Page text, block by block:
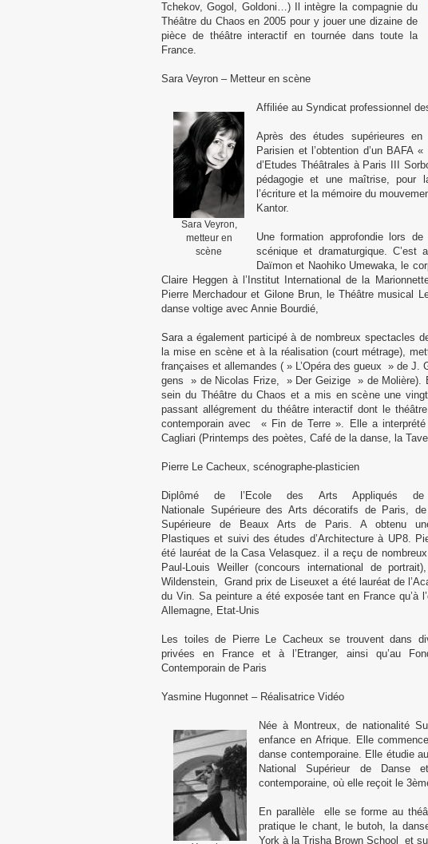
Tchekov, Gogol, Goldoni…) Il intègre la compagnie du
Théâtre du Chaos en 2005 pour y jouer une dizaine de
pièce de théâtre interactif en tournée dans toute la
France.
Sara Veyron – Metteur en scène
Sara Veyron,
metteur en
scène
Affiliée au Syndicat professionnel
Après des études supérieures
Parisien et l’obtention d’un BAFA
d’Etudes Théâtrales à Paris III
pédagogie et une maîtrise, pour
l’écriture et la mémoire du
Kantor.
Une formation approfondie lors
scénique et dramaturgique. C’est
Daïmon et Naohiko Umewaka, le
Claire Heggen à l’Institut International de la
Pierre Merchadour et Gilone Brun, le Théâtre musical
danse voltige avec Annie Bourdié,
Sara a également participé à de nombreux spectacles
la mise en scène et à la réalisation (court métrage),
françaises et allemandes ( » L’Opéra des gueux » de
gens » de Nicolas Frize, » Der Geizige » de Molière).
sein du Théâtre du Chaos et a mis en scène une
passant allégrement du théâtre interactif dont le
contemporain avec « Fin de Terre ». Elle a
Cagliari (Printemps des poètes, Café de la danse, la
Pierre Le Cacheux, scénographe-plasticien
Diplômé de l’Ecole des Arts Appliqués de
Nationale Supérieure des Arts décoratifs de Paris, de
Supérieure de Beaux Arts de Paris. A obtenu
Plastiques et suivi des études d’Architecture à UP8.
été lauréat de la Casa Velasquez. il a reçu de
Paul-Louis Weiller (concours international de
Wildenstein, Grand prix de Liseuxet a été lauréat de
du Vin. Sa peinture a été exposée tant en France qu’à
Allemagne, Etat-Unis
Les toiles de Pierre Le Cacheux se trouvent dans
privées en France et à l’Etranger, ainsi qu’au
Contemporain de Paris
Yasmine Hugonnet – Réalisatrice Vidéo
Née à Montreux, de nationalité
enfance en Afrique. Elle
danse contemporaine. Elle étudie
National Supérieur de
contemporaine, où elle reçoit le
En parallèle elle se forme au
pratique le chant, le butoh, la
York à la Trisha Brown School et